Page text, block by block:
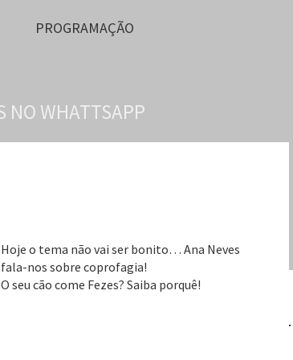
PROGRAMAÇÃO
Hoje o tema não vai ser bonito… Ana Neves
fala-nos sobre coprofagia!
O seu cão come Fezes? Saiba porquê!